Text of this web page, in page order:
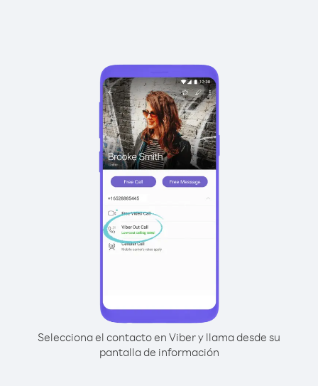
Selecciona el contacto en Viber y llama desde su
pantalla de información